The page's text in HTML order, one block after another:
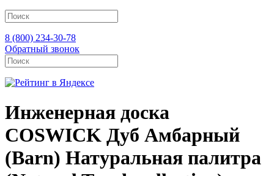
8 (800) 234-30-78
Обратный звонок
Инженерная доска
COSWICK Дуб Амбарный
(Barn) Натуральная палитра